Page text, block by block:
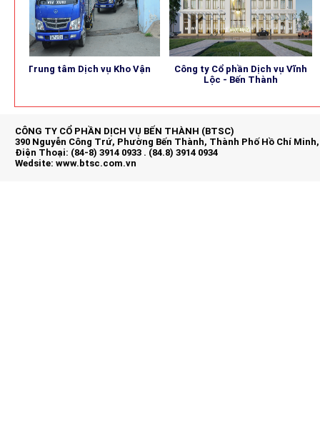
Trung tâm Dịch vụ Kho Vận
Công ty Cổ phần Dịch vụ Vĩnh
Lộc - Bến Thành
CÔNG TY CỔ PHẦN DỊCH VỤ BẾN THÀNH (BTSC)
390 Nguyễn Công Trứ, Phường Bến Thành, Thành Phố Hồ Chí
Điện Thoại: (84-8) 3914 0933 . (84.8) 3914 0934
Wedsite: www.btsc.com.vn